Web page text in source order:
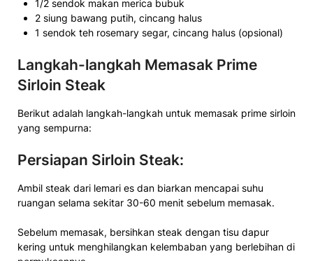
1/2 sendok makan merica bubuk
2 siung bawang putih, cincang halus
1 sendok teh rosemary segar, cincang halus (opsional)
Langkah-langkah Memasak Prime
Sirloin Steak
Berikut adalah langkah-langkah untuk memasak prime sirloin
yang sempurna:
Persiapan Sirloin Steak:
Ambil steak dari lemari es dan biarkan mencapai suhu
ruangan selama sekitar 30-60 menit sebelum memasak.
Sebelum memasak, bersihkan steak dengan tisu dapur
kering untuk menghilangkan kelembaban yang berlebihan di